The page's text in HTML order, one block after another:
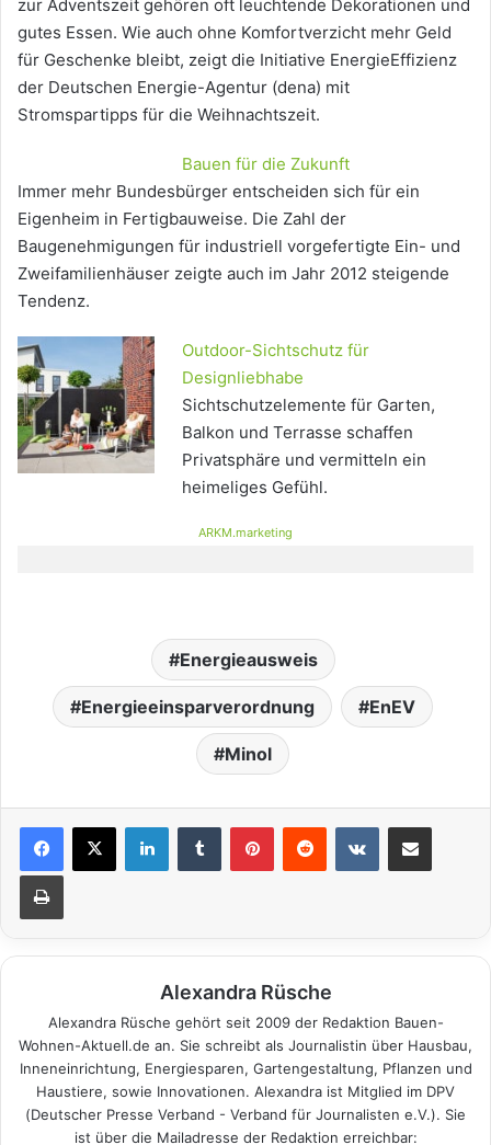
zur Adventszeit gehören oft leuchtende Dekorationen und
gutes Essen. Wie auch ohne Komfortverzicht mehr Geld
für Geschenke bleibt, zeigt die Initiative EnergieEffizienz
der Deutschen Energie-Agentur (dena) mit
Stromspartipps für die Weihnachtszeit.
Bauen für die Zukunft
Immer mehr Bundesbürger entscheiden sich für ein
Eigenheim in Fertigbauweise. Die Zahl der
Baugenehmigungen für industriell vorgefertigte Ein- und
Zweifamilienhäuser zeigte auch im Jahr 2012 steigende
Tendenz.
Outdoor-Sichtschutz für
Designliebhabe
Sichtschutzelemente für Garten,
Balkon und Terrasse schaffen
Privatsphäre und vermitteln ein
heimeliges Gefühl.
ARKM.marketing
Energieausweis
Energieeinsparverordnung EnEV
Minol
Alexandra Rüsche
Alexandra Rüsche gehört seit 2009 der Redaktion Bauen-
Wohnen-Aktuell.de an. Sie schreibt als Journalistin über Hausbau,
Inneneinrichtung, Energiesparen, Gartengestaltung, Pflanzen und
Haustiere, sowie Innovationen. Alexandra ist Mitglied im DPV
(Deutscher Presse Verband - Verband für Journalisten e.V.). Sie
ist über die Mailadresse der Redaktion erreichbar: